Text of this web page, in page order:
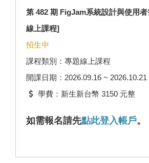
第 482 期 FigJam系統設計與使用
線上課程]
招生中
課程類別：專題線上課程
開課日期：2026.09.16 ~ 2026.10.21
學費：新生新台幣 3150 元整
如需報名請先點此登入帳戶。